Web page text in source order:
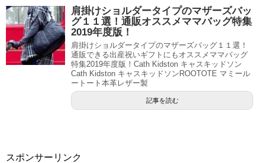
肩掛けショルダータイプのマザーズバッ
グ１１選！通販オススメママバッグ特集
2019年度版！
肩掛けショルダータイプのマザーズバッグ１１選！
通販できる出産祝いギフトにもオススメママバッグ
特集2019年度版！Cath Kidston キャスキッドソン
Cath Kidston キャスキッドソンROOTOTE マミール
ートート本革レザー製
記事を読む
スポンサーリンク